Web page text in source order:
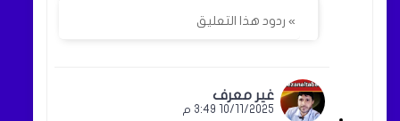
» ردود هذا التعليق
غير معرف
10/11/2025 3:49 م